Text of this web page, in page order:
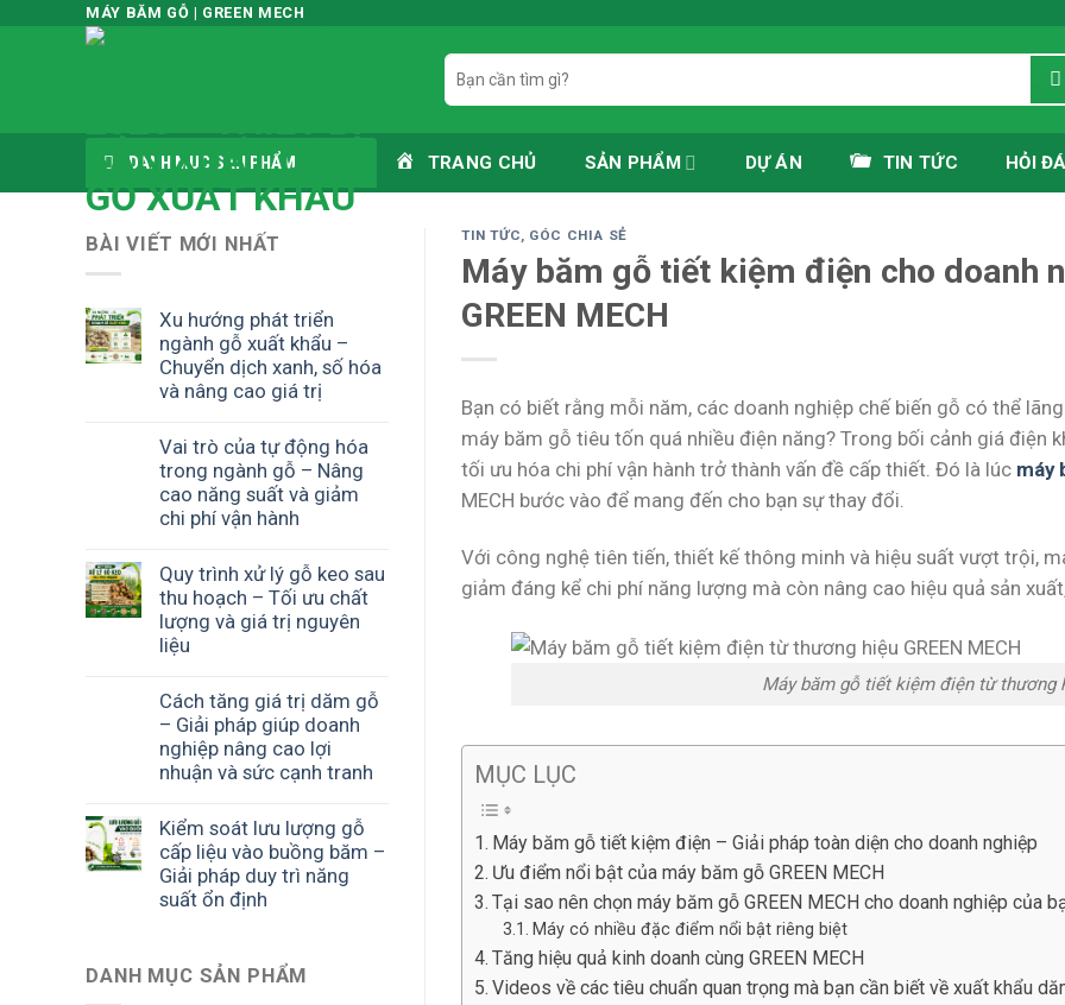
MÁY BĂM GỖ | GREEN MECH
Tìm
kiếm:
DANH MỤC SẢN PHẨM TRANG CHỦ SẢN PHẨM DỰ ÁN TIN TỨC HỎI
BÀI VIẾT MỚI NHẤT
Xu hướng phát triển
ngành gỗ xuất khẩu –
Chuyển dịch xanh, số hóa
và nâng cao giá trị
Vai trò của tự động hóa
trong ngành gỗ – Nâng
cao năng suất và giảm
chi phí vận hành
Quy trình xử lý gỗ keo sau
thu hoạch – Tối ưu chất
lượng và giá trị nguyên
liệu
Cách tăng giá trị dăm gỗ
– Giải pháp giúp doanh
nghiệp nâng cao lợi
nhuận và sức cạnh tranh
Kiểm soát lưu lượng gỗ
cấp liệu vào buồng băm –
Giải pháp duy trì năng
suất ổn định
DANH MỤC SẢN PHẨM
TIN TỨC, GÓC CHIA SẺ
Máy băm gỗ tiết kiệm điện cho doanh
GREEN MECH
Bạn có biết rằng mỗi năm, các doanh nghiệp chế biến gỗ có thể
máy băm gỗ tiêu tốn quá nhiều điện năng? Trong bối cảnh giá
tối ưu hóa chi phí vận hành trở thành vấn đề cấp thiết. Đó là lúc máy
MECH bước vào để mang đến cho bạn sự thay đổi.
Với công nghệ tiên tiến, thiết kế thông minh và hiệu suất vượt trội,
giảm đáng kể chi phí năng lượng mà còn nâng cao hiệu quả sản
Máy băm gỗ tiết kiệm điện từ thương
MỤC LỤC
Máy băm gỗ tiết kiệm điện – Giải pháp toàn diện cho doanh nghiệp
Ưu điểm nổi bật của máy băm gỗ GREEN MECH
Tại sao nên chọn máy băm gỗ GREEN MECH cho doanh nghiệp của
Máy có nhiều đặc điểm nổi bật riêng biệt
Tăng hiệu quả kinh doanh cùng GREEN MECH
Videos về các tiêu chuẩn quan trọng mà bạn cần biết về xuất khẩu